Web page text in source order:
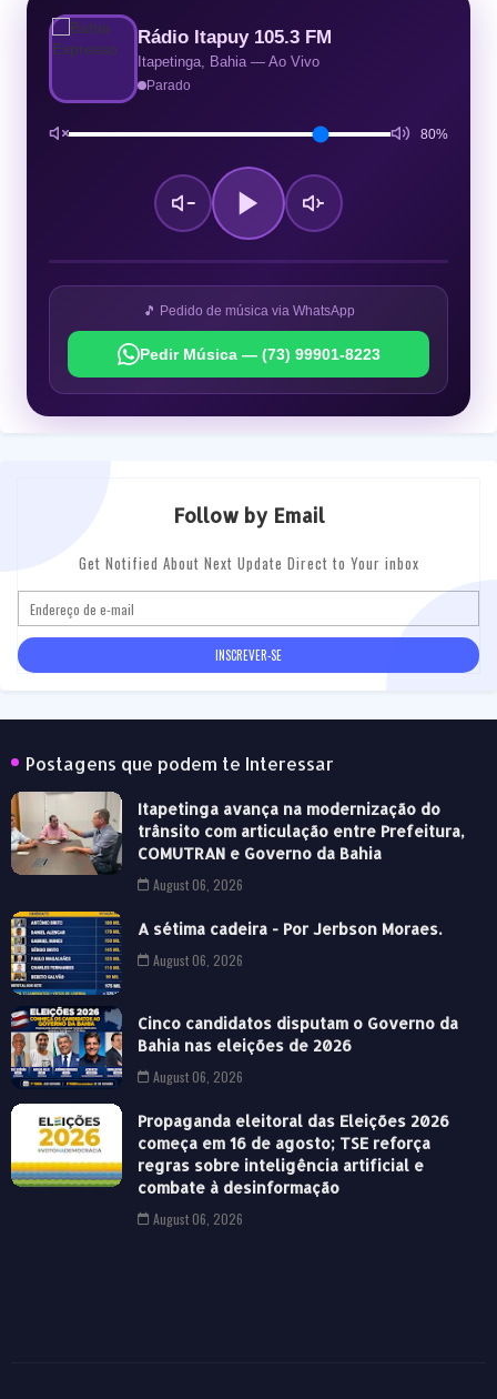
Rádio Itapuy 105.3 FM
Itapetinga, Bahia — Ao Vivo
Parado
80%
🎵 Pedido de música via WhatsApp
Pedir Música — (73) 99901-8223
Follow by Email
Get Notified About Next Update Direct to Your inbox
Postagens que podem te Interessar
Itapetinga avança na modernização do
trânsito com articulação entre Prefeitura,
COMUTRAN e Governo da Bahia
August 06, 2026
A sétima cadeira - Por Jerbson Moraes.
August 06, 2026
Cinco candidatos disputam o Governo da
Bahia nas eleições de 2026
August 06, 2026
Propaganda eleitoral das Eleições 2026
começa em 16 de agosto; TSE reforça
regras sobre inteligência artificial e
combate à desinformação
August 06, 2026